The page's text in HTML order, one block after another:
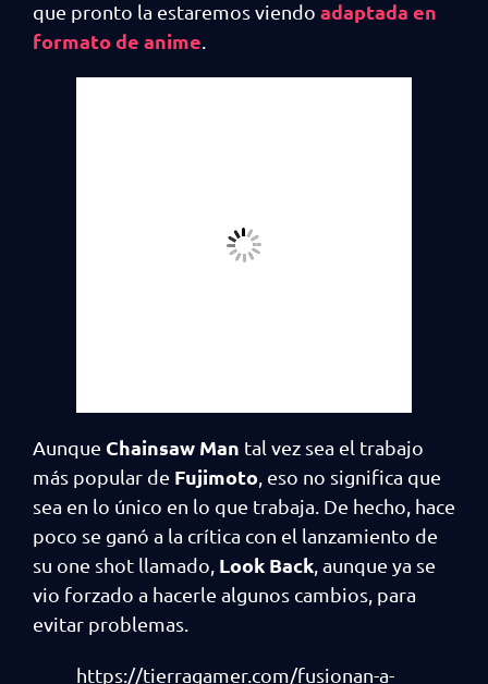
que pronto la estaremos viendo adaptada en
formato de anime
Aunque Chainsaw Man tal vez sea el trabajo
más popular de Fujimoto , eso no significa que
sea en lo único en lo que trabaja. De hecho, hace
poco se ganó a la crítica con el lanzamiento de
su one shot llamado, Look Back , aunque ya se
vio forzado a hacerle algunos cambios, para
evitar problemas.
https://tierragamer.com/fusionan-a-